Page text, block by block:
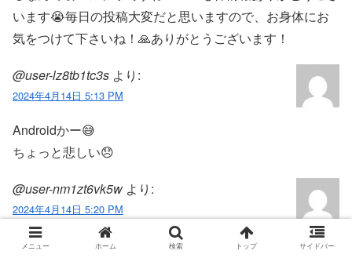
います😭‎毎日の投稿大変だと思いますので、お身体にお
気をつけて下さいね！🙏ありがとうございます！
@user-lz8tb1tc3s より:
2024年4月14日 5:13 PM
Androidかー😅
ちょっと悲しい😞
@user-nm1zt6vk5w より:
2024年4月14日 5:20 PM
アンドロイドだったらいけたのに
メニュー ホーム 検索 トップ サイドバー